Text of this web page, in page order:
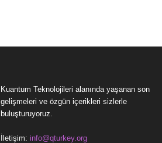
Kuantum Teknolojileri alanında yaşanan son
gelişmeleri ve özgün içerikleri sizlerle
buluşturuyoruz.
İletişim: info@qturkey.org